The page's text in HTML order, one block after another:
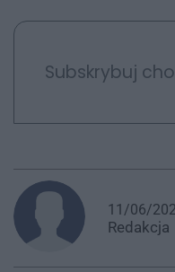
Subskrybuj
11/06/
Redakcja